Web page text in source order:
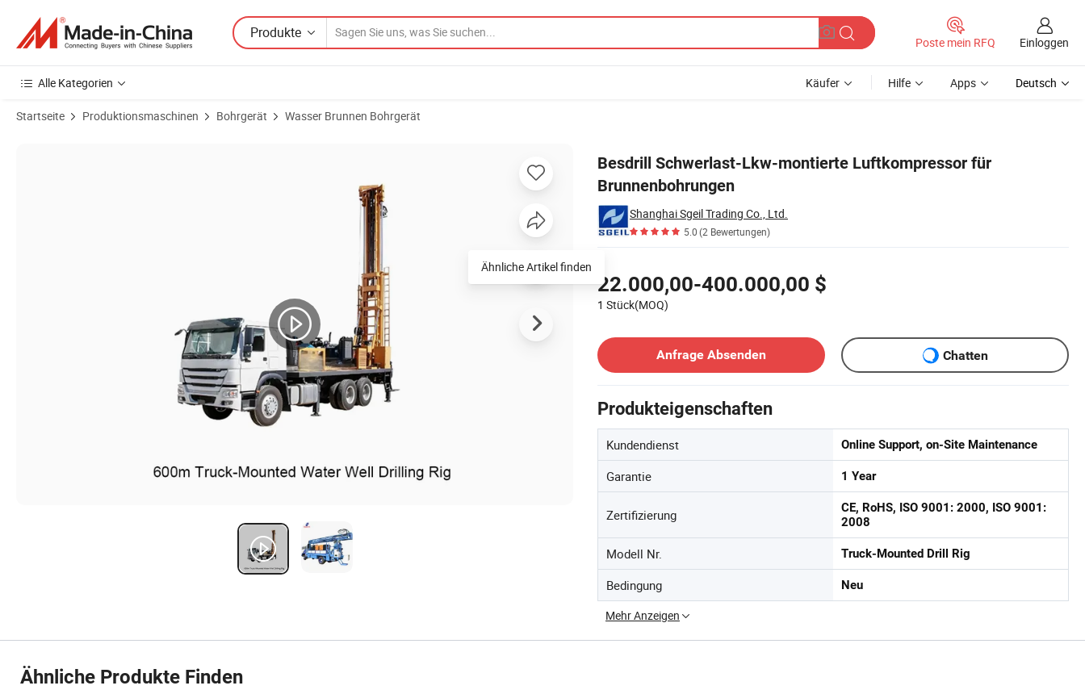
Produkte
Poste mein RFQ Einloggen
Alle Kategorien Käufer Hilfe Apps Deutsch
Startseite Produktionsmaschinen Bohrgerät Wasser Brunnen Bohrgerät
Besdrill Schwerlast-Lkw-montierte Luftkompressor für
Brunnenbohrungen
Shanghai Sgeil Trading Co., Ltd.
5.0(2 Bewertungen)
22.000,00-400.000,00 $
1 Stück(MOQ)
Anfrage Absenden
Chatten
Produkteigenschaften
Kundendienst Online Support, on-Site Maintenance
Garantie 1 Year
Zertifizierung
CE, RoHS, ISO 9001: 2000, ISO 9001:
2008
Modell Nr. Truck-Mounted Drill Rig
Bedingung Neu
Mehr Anzeigen
Ähnliche Artikel finden
Ähnliche Produkte Finden